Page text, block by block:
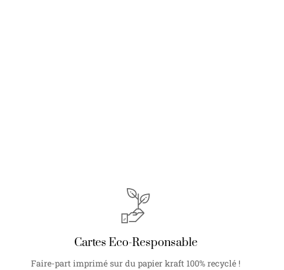
Cartes Eco-Responsable
Faire-part imprimé sur du papier kraft 100% recyclé !